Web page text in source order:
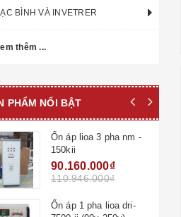
BÌNH VÀ INVETRER
thêm ...
PHẨM NỔI BẬT
Ổn áp lioa 3 pha nm -
150kii
90.160.000₫
110.946.000₫
Ổn áp 1 pha lioa dri-